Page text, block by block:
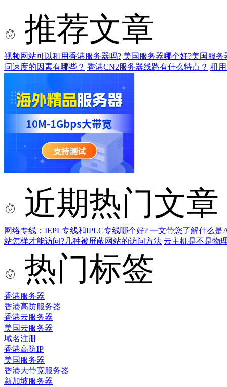
推荐文章
视频网站可以租用香港服务器吗? 美国服务器哪个好?美国服务
问速度的因素有哪些？ 香港CN2服务器线路有什么特点？ 租
近期热门文章
网络专线：IEPL专线和IPLC专线哪个好? 一文带您了解什么是
站怎样才能访问?几种被屏蔽网站的访问方法 云主机是不是物
热门标签
香港服务器
香港高防服务器
香港云服务器
美国云服务器
域名注册
香港高防IP
美国服务器
香港大带宽服务器
新加坡服务器